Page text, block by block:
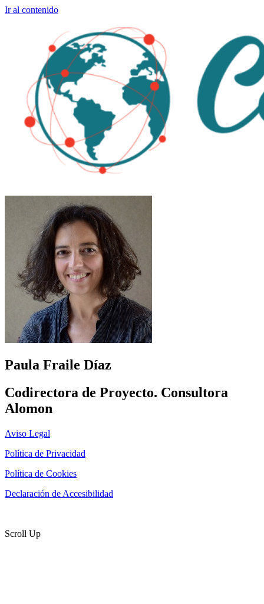
Ir al contenido
Paula Fraile Díaz
Codirectora de Proyecto. Consultora
Alomon
Aviso Legal
Política de Privacidad
Política de Cookies
Declaración de Accesibilidad
Scroll Up